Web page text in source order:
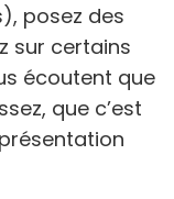
posez des
sur certains
écoutent que
que c’est